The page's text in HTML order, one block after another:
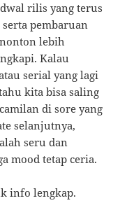
rilis yang terus
pembaruan
lebih
Kalau
serial yang lagi
kita bisa saling
di sore yang
selanjutnya,
seru dan
mood tetap ceria.
info lengkap.